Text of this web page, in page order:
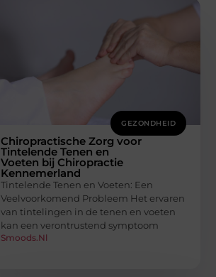
GEZONDHEID
Chiropractische Zorg voor
Tintelende Tenen en
Voeten bij Chiropractie
Kennemerland
Tintelende Tenen en Voeten: Een
Veelvoorkomend Probleem Het ervaren
van tintelingen in de tenen en voeten
kan een verontrustend symptoom
Smoods.nl